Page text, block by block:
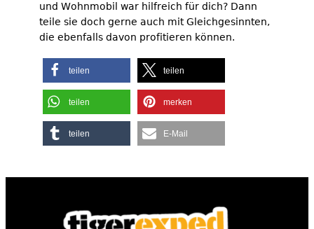
und Wohnmobil war hilfreich für dich? Dann
teile sie doch gerne auch mit Gleichgesinnten,
die ebenfalls davon profitieren können.
teilen teilen
teilen merken
teilen E-Mail